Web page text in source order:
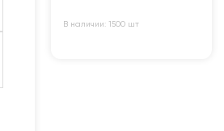
В наличии: 1500 шт